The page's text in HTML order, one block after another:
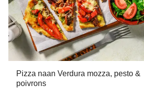
Pizza naan Verdura mozza, pesto &
poivrons